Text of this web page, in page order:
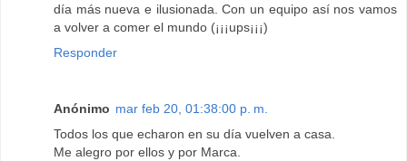
día más nueva e ilusionada. Con un equipo así nos vamos
a volver a comer el mundo (¡¡¡ups¡¡¡)
Responder
Anónimo mar feb 20, 01:38:00 p. m.
Todos los que echaron en su día vuelven a casa.
Me alegro por ellos y por Marca.